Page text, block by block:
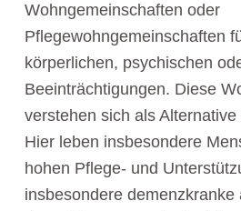
Wohngemeinschaften oder
Pflegewohngemeinschaften
körperlichen, psychischen
Beeinträchtigungen. Diese
verstehen sich als
Hier leben insbesondere
hohen Pflege- und
insbesondere demenzkranke